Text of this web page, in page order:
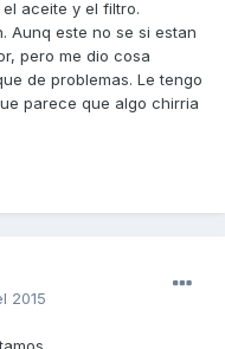
aceite y el filtro.
Aunq este no se si estan
pero me dio cosa
de problemas. Le tengo
parece que algo chirria
2015